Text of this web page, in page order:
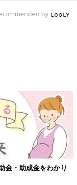
by
ン接種できるものも